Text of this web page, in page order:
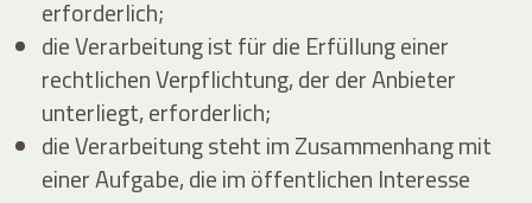
erforderlich;
die Verarbeitung ist für die Erfüllung einer
rechtlichen Verpflichtung, der der Anbieter
unterliegt, erforderlich;
die Verarbeitung steht im Zusammenhang mit
einer Aufgabe, die im öffentlichen Interesse